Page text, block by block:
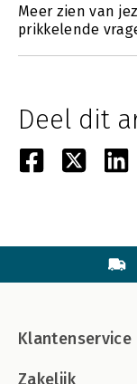
Meer zien van
prikkelende
Deel dit
Klantenservice
Zakelijk